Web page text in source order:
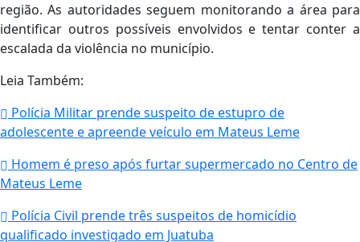
região. As autoridades seguem monitorando a área para
identificar outros possíveis envolvidos e tentar conter a
escalada da violência no município.
Leia Também:
Polícia Militar prende suspeito de estupro de
adolescente e apreende veículo em Mateus Leme
Homem é preso após furtar supermercado no Centro de
Mateus Leme
Polícia Civil prende três suspeitos de homicídio
qualificado investigado em Juatuba